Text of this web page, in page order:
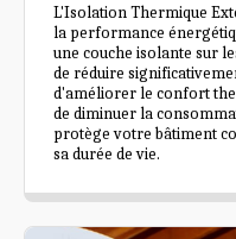
L'Isolation Thermique
la performance
une couche isolante sur
de réduire
d'améliorer le confort
de diminuer la
protège votre bâtiment
sa durée de vie.